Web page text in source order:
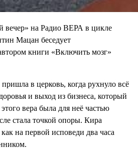
вечер» на Радио ВЕРА в цикле
Мацан беседует
книги «Включить мозг»
пришла в церковь, когда рухнуло всё
и выход из бизнеса, который
вера была для неё частью
стала точкой опоры. Кира
на первой исповеди два часа